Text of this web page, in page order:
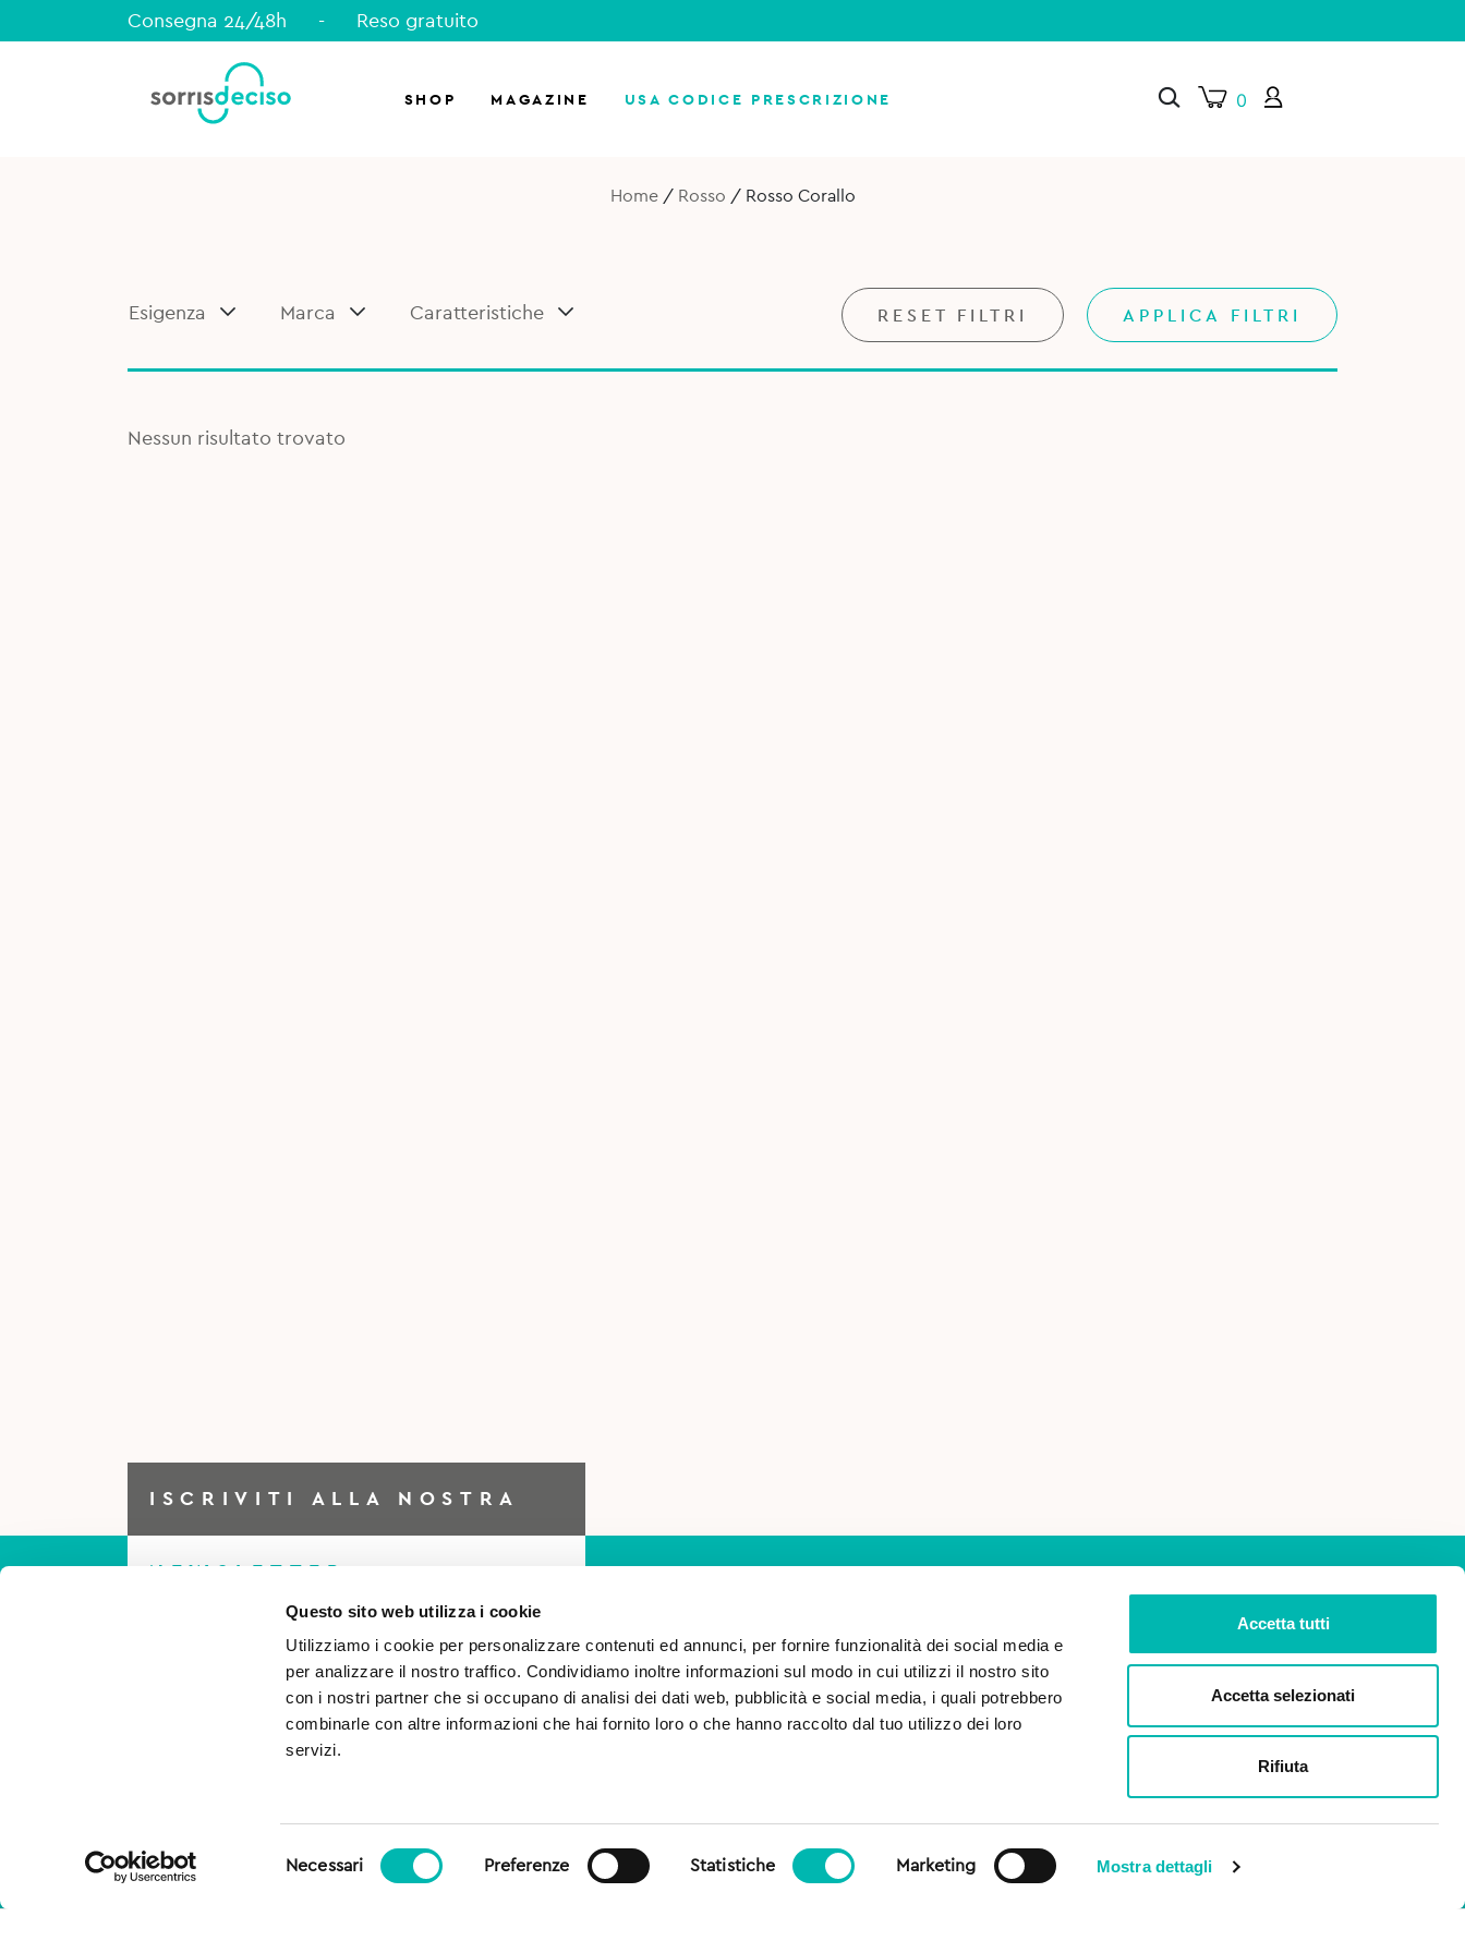
Questo sito web utilizza i cookie
Utilizziamo i cookie per personalizzare contenuti ed annunci, per fornire funzionalità dei social media e
per analizzare il nostro traffico. Condividiamo inoltre informazioni sul modo in cui utilizzi il nostro sito
con i nostri partner che si occupano di analisi dei dati web, pubblicità e social media, i quali potrebbero
combinarle con altre informazioni che hai fornito loro o che hanno raccolto dal tuo utilizzo dei loro
servizi.
Necessari Preferenze Statistiche Marketing Mostra dettagli
Accetta tutti
Accetta selezionati
Rifiuta
Consegna 24/48h - Reso gratuito
SHOP MAGAZINE USA CODICE PRESCRIZIONE 0
Home/ Rosso / Rosso Corallo
Esigenza Marca Caratteristiche RESET FILTRI APPLICA FILTRI
Nessun risultato trovato
ISCRIVITI ALLA NOSTRA
NEWSLETTER
Iscriviti alla Newsletter per
essere sempre al corrente di
tutto e ottieni il 5% di sconto
per il tuo primo acquisto!
ISCRIVITI